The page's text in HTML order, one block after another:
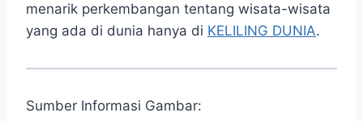
menarik perkembangan tentang wisata-wisata
yang ada di dunia hanya di KELILING DUNIA.
Sumber Informasi Gambar: